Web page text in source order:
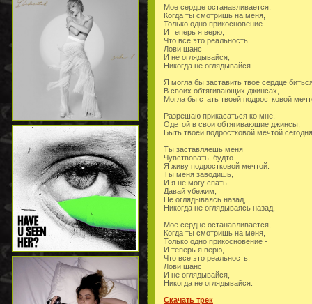
Мое сердце останавливается,
Когда ты смотришь на меня,
Только одно прикосновение -
И теперь я верю,
Что все это реальность.
Лови шанс
И не оглядывайся,
Никогда не оглядывайся.
Я могла бы заставить твое сердце
В своих обтягивающих джинсах,
Могла бы стать твоей подростковой
Разрешаю прикасаться ко мне,
Одетой в свои обтягивающие джинсы,
Быть твоей подростковой мечтой
Ты заставляешь меня
Чувствовать, будто
Я живу подростковой мечтой.
Ты меня заводишь,
И я не могу спать.
Давай убежим,
Не оглядываясь назад,
Никогда не оглядываясь назад.
Мое сердце останавливается,
Когда ты смотришь на меня,
Только одно прикосновение -
И теперь я верю,
Что все это реальность.
Лови шанс
И не оглядывайся,
Никогда не оглядывайся.
Скачать трек